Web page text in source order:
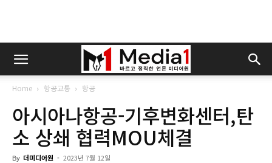
Home 항공교통 항공
아시아나항공-기후변화센터,탄
소 상쇄 협력MOU체결
By 더미디어원 - 2023년 7월 12일